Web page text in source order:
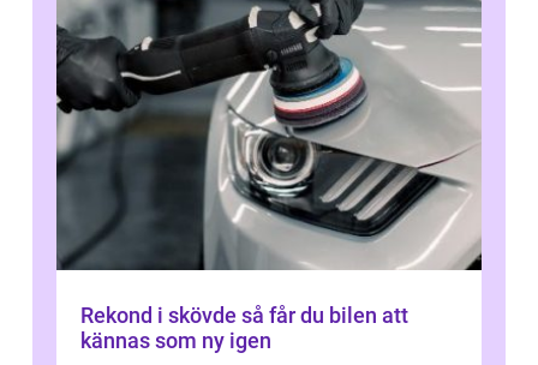
Rekond i skövde så får du bilen att
kännas som ny igen